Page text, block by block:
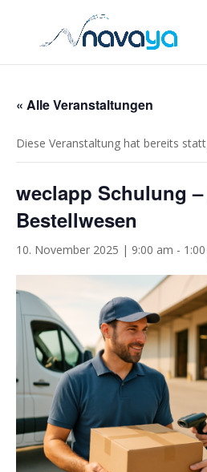
« Alle Veranstaltungen
Diese Veranstaltung hat bereits
weclapp Schulung
Bestellwesen
10. November 2025 | 9:00 am -